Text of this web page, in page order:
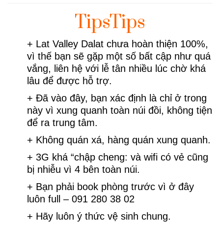
TipsTips
+ Lat Valley Dalat chưa hoàn thiện 100%,
vì thế bạn sẽ gặp một số bất cập như quá
vắng, liên hệ với lễ tân nhiều lúc chờ khá
lâu để được hỗ trợ.
+ Đã vào đây, bạn xác định là chỉ ở trong
này vì xung quanh toàn núi đồi, không tiện
để ra trung tâm.
+ Không quán xá, hàng quán xung quanh.
+ 3G khá “chập cheng: và wifi có vẻ cũng
bị nhiễu vì 4 bên toàn núi.
+ Bạn phải book phòng trước vì ở đây
luôn full – 091 280 38 02
+ Hãy luôn ý thức vệ sinh chung.